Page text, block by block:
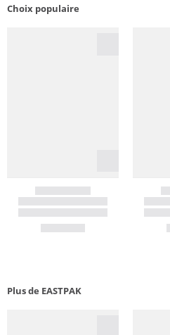
Choix populaire
Plus de EASTPAK